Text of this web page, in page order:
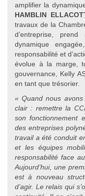
amplifier la
HAMBLIN
travaux de la
d’entreprise,
dynamique
responsabilité et
évolue à la marge,
gouvernance, Kelly
en tant que trésorier.
«Quand nous
clair : remettre la
son fonctionnement
des entreprises
travail a été conduit
et les équipes
responsabilité face
Aujourd’hui, une
est à nouveau
d’agir. Le relais qui